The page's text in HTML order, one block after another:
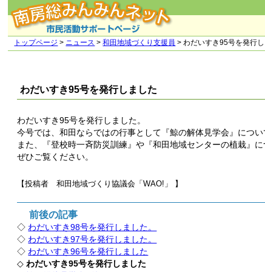
トップページ > ニュース >和田地域づくり支援員 > わだいすき95号を発行
わだいすき95号を発行しました
わだいすき95号を発行しました。
今号では、和田ならではの行事として『鯨の解体見学会』につい
また、『登校時一斉防災訓練』や『和田地域センターの植栽』に
ぜひご覧ください。
【投稿者 和田地域づくり協議会「WAO!」 】
前後の記事
◇ わだいすき98号を発行しました。
◇ わだいすき97号を発行しました。
◇ わだいすき96号を発行しました
◇わだいすき95号を発行しました